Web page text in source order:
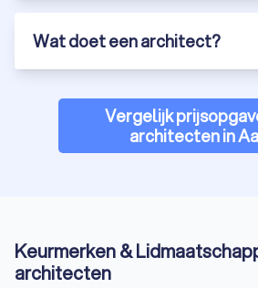
Wat doet een architect?
Vergelijk
architecten in
Keurmerken &
architecten